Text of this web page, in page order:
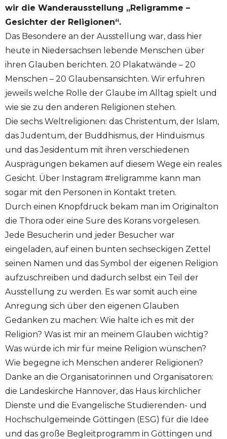
wir die Wanderausstellung „Religramme –
Gesichter der Religionen“.
Das Besondere an der Ausstellung war, dass hier
heute in Niedersachsen lebende Menschen über
ihren Glauben berichten. 20 Plakatwände – 20
Menschen – 20 Glaubensansichten. Wir erfuhren
jeweils welche Rolle der Glaube im Alltag spielt und
wie sie zu den anderen Religionen stehen.
Die sechs Weltreligionen: das Christentum, der Islam,
das Judentum, der Buddhismus, der Hinduismus
und das Jesidentum mit ihren verschiedenen
Ausprägungen bekamen auf diesem Wege ein reales
Gesicht. Über Instagram #religramme kann man
sogar mit den Personen in Kontakt treten.
Durch einen Knopfdruck bekam man im Originalton
die Thora oder eine Sure des Korans vorgelesen.
Jede Besucherin und jeder Besucher war
eingeladen, auf einen bunten sechseckigen Zettel
seinen Namen und das Symbol der eigenen Religion
aufzuschreiben und dadurch selbst ein Teil der
Ausstellung zu werden. Es war somit auch eine
Anregung sich über den eigenen Glauben
Gedanken zu machen: Wie halte ich es mit der
Religion? Was ist mir an meinem Glauben wichtig?
Was würde ich mir für meine Religion wünschen?
Wie begegne ich Menschen anderer Religionen?
Danke an die Organisatorinnen und Organisatoren:
die Landeskirche Hannover, das Haus kirchlicher
Dienste und die Evangelische Studierenden- und
Hochschulgemeinde Göttingen (ESG) für die Idee
und das große Begleitprogramm in Göttingen und